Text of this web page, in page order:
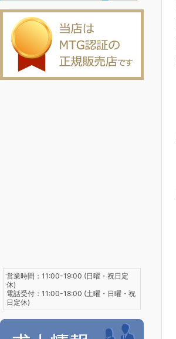
営業時間：11:00-19:00 (日曜・祝日定
休)
電話受付：11:00-18:00 (土曜・日曜・祝
日定休)